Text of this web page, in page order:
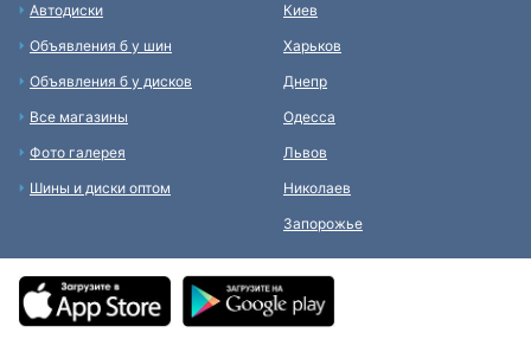
Автодиски
Объявления б у шин
Объявления б у дисков
Все магазины
Фото галерея
Шины и диски оптом
Киев
Харьков
Днепр
Одесса
Львов
Николаев
Запорожье